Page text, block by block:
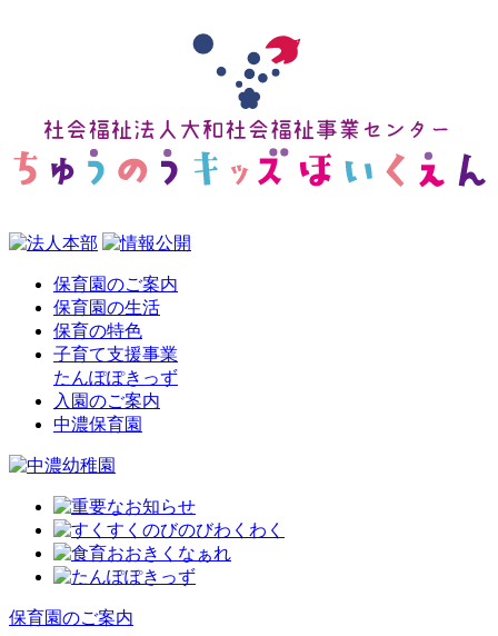
保育園のご案内
保育園の生活
保育の特色
子育て支援事業
たんぽぽきっず
入園のご案内
中濃保育園
保育園のご案内